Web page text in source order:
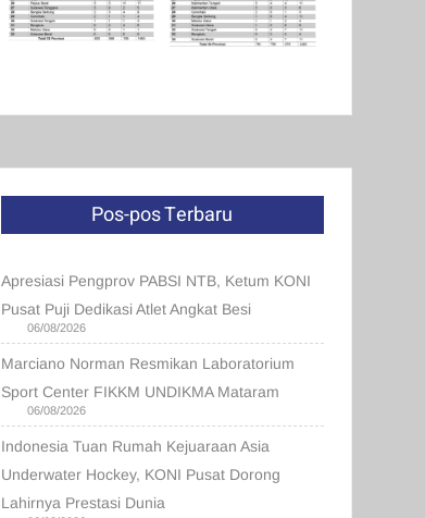
Pos-pos Terbaru
Apresiasi Pengprov PABSI NTB, Ketum KONI
Pusat Puji Dedikasi Atlet Angkat Besi
06/08/2026
Marciano Norman Resmikan Laboratorium
Sport Center FIKKM UNDIKMA Mataram
06/08/2026
Indonesia Tuan Rumah Kejuaraan Asia
Underwater Hockey, KONI Pusat Dorong
Lahirnya Prestasi Dunia